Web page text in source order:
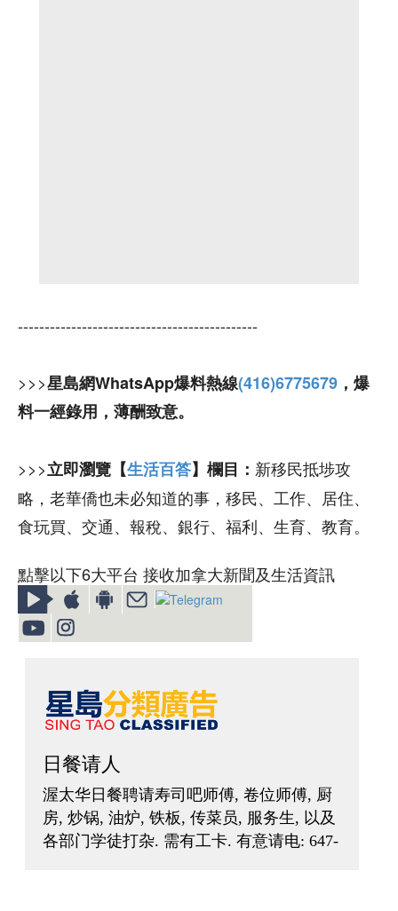
---------------------------------------------
>>>星島網WhatsApp爆料熱線(416)6775679 ，爆
料一經錄用，薄酬致意。
>>>立即瀏覽【生活百答】欄目： 新移民抵埗攻
略，老華僑也未必知道的事，移民、工作、居住、
食玩買、交通、報稅、銀行、福利、生育、教育。
點擊以下6大平台 接收加拿大新聞及生活資訊